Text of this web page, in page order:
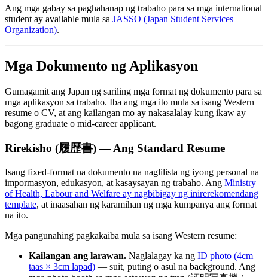
Ang mga gabay sa paghahanap ng trabaho para sa mga international
student ay available mula sa JASSO (Japan Student Services
Organization).
Mga Dokumento ng Aplikasyon
Gumagamit ang Japan ng sariling mga format ng dokumento para sa
mga aplikasyon sa trabaho. Iba ang mga ito mula sa isang Western
resume o CV, at ang kailangan mo ay nakasalalay kung ikaw ay
bagong graduate o mid-career applicant.
Rirekisho (履歴書) — Ang Standard Resume
Isang fixed-format na dokumento na naglilista ng iyong personal na
impormasyon, edukasyon, at kasaysayan ng trabaho. Ang Ministry
of Health, Labour and Welfare ay nagbibigay ng inirerekomendang
template, at inaasahan ng karamihan ng mga kumpanya ang format
na ito.
Mga pangunahing pagkakaiba mula sa isang Western resume:
Kailangan ang larawan. Naglalagay ka ng ID photo (4cm
taas × 3cm lapad) — suit, puting o asul na background. Ang